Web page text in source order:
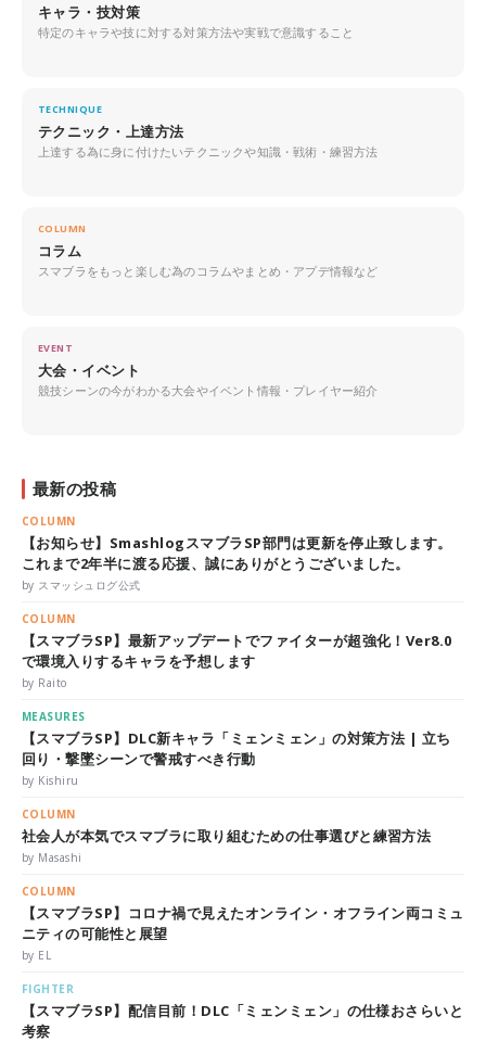
キャラ・技対策
特定のキャラや技に対する対策方法や実戦で意識すること
TECHNIQUE
テクニック・上達方法
上達する為に身に付けたいテクニックや知識・戦術・練習方法
COLUMN
コラム
スマブラをもっと楽しむ為のコラムやまとめ・アプデ情報など
EVENT
大会・イベント
競技シーンの今がわかる大会やイベント情報・プレイヤー紹介
最新の投稿
COLUMN
【お知らせ】SmashlogスマブラSP部門は更新を停止致します。
これまで2年半に渡る応援、誠にありがとうございました。
by スマッシュログ公式
COLUMN
【スマブラSP】最新アップデートでファイターが超強化！Ver8.0
で環境入りするキャラを予想します
by Raito
MEASURES
【スマブラSP】DLC新キャラ「ミェンミェン」の対策方法 | 立ち
回り・撃墜シーンで警戒すべき行動
by Kishiru
COLUMN
社会人が本気でスマブラに取り組むための仕事選びと練習方法
by Masashi
COLUMN
【スマブラSP】コロナ禍で見えたオンライン・オフライン両コミュ
ニティの可能性と展望
by EL
FIGHTER
【スマブラSP】配信目前！DLC「ミェンミェン」の仕様おさらいと
考察